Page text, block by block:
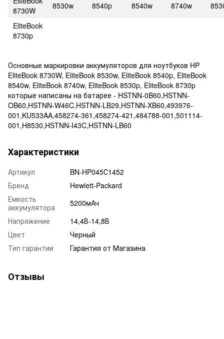
8730W
8530w
8540p
8540w
8740w
EliteBook
8730p
Основные маркировки аккумуляторов для ноутбуков HP
EliteBook 8730W, EliteBook 8530w, EliteBook 8540p, EliteBook
8540w, EliteBook 8740w, EliteBook 8530p, EliteBook 8730p
которые написаны на батарее - HSTNN-0B60,HSTNN-
OB60,HSTNN-W46C,HSTNN-LB29,HSTNN-XB60,493976-
001,KU533AA,458274-361,458274-421,484788-001,501114-
001,H8530,HSTNN-I43C,HSTNN-LB60
Характеристики
Артикул
BN-HP045С1452
Бренд
Hewlett-Packard
Емкость
аккумулятора
5200мАч
Напряжение
14,4В-14,8В
Цвет
Черный
Тип гарантии
Гарантия от Магазина
Отзывы